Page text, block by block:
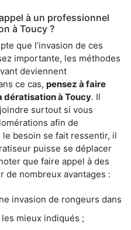
à un professionnel
à Toucy ?
que l’invasion de ces
importante, les méthodes
deviennent
ce cas, pensez à faire
dératisation à Toucy. Il
surtout si vous
afin de
besoin se fait ressentir, il
puisse se déplacer
que faire appel à des
de nombreux avantages :
invasion de rongeurs dans
mieux indiqués ;